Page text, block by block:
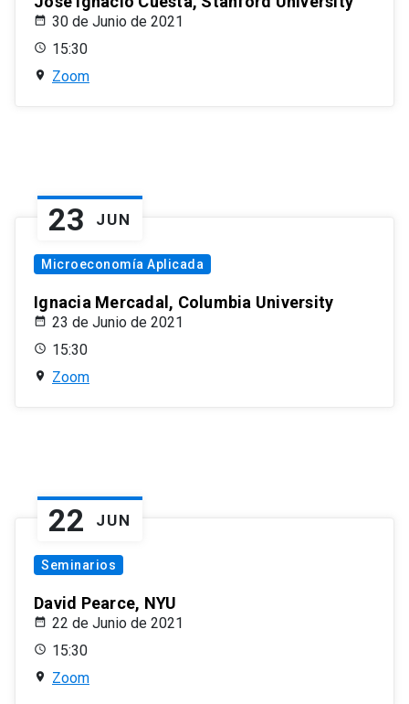
30 de Junio de 2021
15:30
Zoom
23 JUN
Microeconomía Aplicada
Ignacia Mercadal, Columbia University
23 de Junio de 2021
15:30
Zoom
22 JUN
Seminarios
David Pearce, NYU
22 de Junio de 2021
15:30
Zoom